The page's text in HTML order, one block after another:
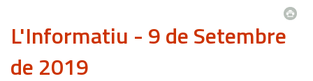
L'Informatiu - 9 de Setembre
de 2019